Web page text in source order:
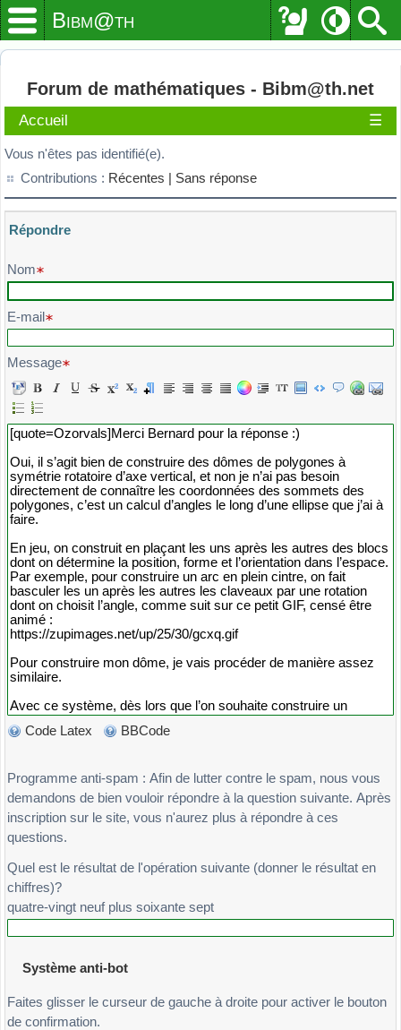
Bibm@th
Forum de mathématiques - Bibm@th.net
Accueil ☰
Vous n'êtes pas identifié(e).
Contributions : Récentes | Sans réponse
Répondre
Veuillez composer votre message et l'envoyer
Nom
E-mail
Message
Code Latex BBCode
Programme anti-spam : Afin de lutter contre le spam, nous vous
demandons de bien vouloir répondre à la question suivante. Après
inscription sur le site, vous n'aurez plus à répondre à ces
questions.
Quel est le résultat de l'opération suivante (donner le résultat en
chiffres)?
quatre-vingt neuf plus soixante sept
Système anti-bot
Faites glisser le curseur de gauche à droite pour activer le bouton
de confirmation.